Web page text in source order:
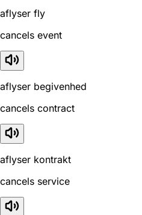
aflyser fly
cancels event
aflyser begivenhed
cancels contract
aflyser kontrakt
cancels service